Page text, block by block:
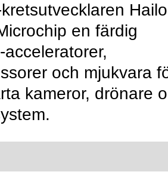
en färdig
och mjukvara
kameror, drönare